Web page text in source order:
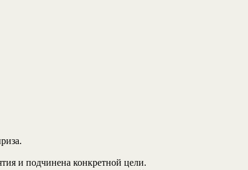
и подчинена конкретной цели.